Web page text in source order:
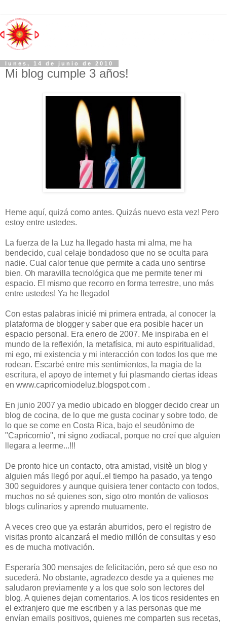
lunes, 14 de junio de 2010
Mi blog cumple 3 años!
Heme aquí, quizá como antes. Quizás nuevo esta vez! Pero
estoy entre ustedes.
La fuerza de la Luz ha llegado hasta mi alma, me ha
bendecido, cual celaje bondadoso que no se oculta para
nadie. Cual calor tenue que permite a cada uno sentirse
bien. Oh maravilla tecnológica que me permite tener mi
espacio. El mismo que recorro en forma terrestre, uno más
entre ustedes! Ya he llegado!
Con estas palabras inicié mi primera entrada, al conocer la
plataforma de blogger y saber que era posible hacer un
espacio personal. Era enero de 2007. Me inspiraba en el
mundo de la reflexión, la metafísica, mi auto espiritualidad,
mi ego, mi existencia y mi interacción con todos los que me
rodean. Escarbé entre mis sentimientos, la magia de la
escritura, el apoyo de internet y fui plasmando ciertas ideas
en www.capricorniodeluz.blogspot.com .
En junio 2007 ya medio ubicado en blogger decido crear un
blog de cocina, de lo que me gusta cocinar y sobre todo, de
lo que se come en Costa Rica, bajo el seudònimo de
"Capricornio", mi signo zodiacal, porque no creí que alguien
llegara a leerme...!!!
De pronto hice un contacto, otra amistad, visitè un blog y
alguien más llegó por aquí..el tiempo ha pasado, ya tengo
300 seguidores y aunque quisiera tener contacto con todos,
muchos no sé quienes son, sigo otro montón de valiosos
blogs culinarios y aprendo mutuamente.
A veces creo que ya estarán aburridos, pero el registro de
visitas pronto alcanzará el medio millón de consultas y eso
es de mucha motivación.
Esperaría 300 mensajes de felicitación, pero sé que eso no
sucederá. No obstante, agradezco desde ya a quienes me
saludaron previamente y a los que solo son lectores del
blog. A quienes dejan comentarios. A los ticos residentes en
el extranjero que me escriben y a las personas que me
envían emails positivos, quienes me comparten sus recetas,